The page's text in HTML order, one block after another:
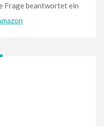
Frage beantwortet ein